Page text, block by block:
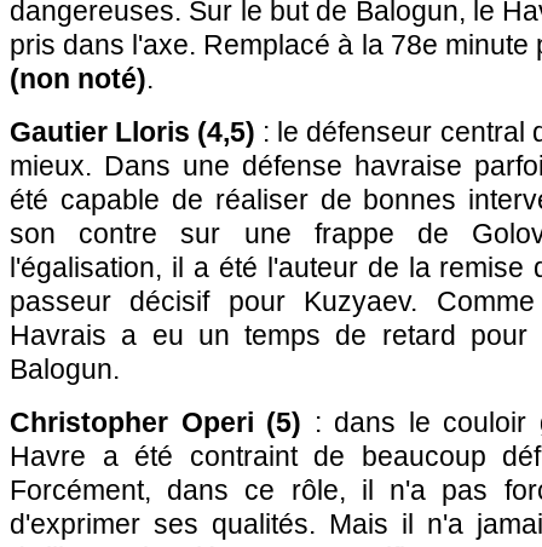
dangereuses. Sur le but de Balogun, le
pris dans l'axe. Remplacé à la 78e minute
(non noté).
Gautier Lloris (4,5) : le défenseur central
mieux. Dans une défense havraise
été capable de réaliser de bonnes
son contre sur une frappe de
l'égalisation, il a été l'auteur de la remise
passeur décisif pour Kuzyaev.
Havrais a eu un temps de retard
Balogun.
Christopher Operi (5) : dans le couloir
Havre a été contraint de beaucoup
Forcément, dans ce rôle, il n'a pas
d'exprimer ses qualités. Mais il n'a